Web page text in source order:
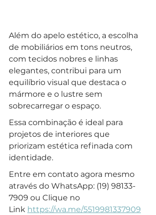
Além do apelo estético, a escolha
de mobiliários em tons neutros,
com tecidos nobres e linhas
elegantes, contribui para um
equilíbrio visual que destaca o
mármore e o lustre sem
sobrecarregar o espaço.
Essa combinação é ideal para
projetos de interiores que
priorizam estética refinada com
identidade.
Entre em contato agora mesmo
através do WhatsApp: (19) 98133-
7909 ou Clique no
Link https://wa.me/5519981337909